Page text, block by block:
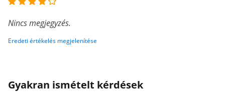
Nincs megjegyzés.
Eredeti értékelés megjelenítése
Gyakran ismételt kérdések